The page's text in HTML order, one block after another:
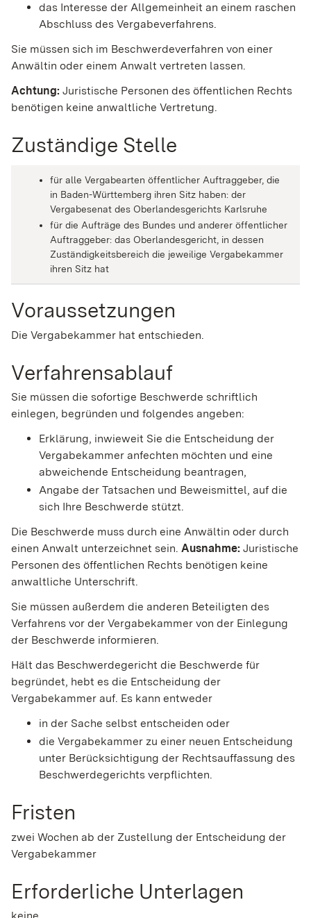
das Interesse der Allgemeinheit an einem raschen
Abschluss des Vergabeverfahrens.
Sie müssen sich im Beschwerdeverfahren von einer
Anwältin oder einem Anwalt vertreten lassen.
Achtung: Juristische Personen des öffentlichen Rechts
benötigen keine anwaltliche Vertretung.
Zuständige Stelle
für alle Vergabearten öffentlicher Auftraggeber, die
in Baden-Württemberg ihren Sitz haben: der
Vergabesenat des Oberlandesgerichts Karlsruhe
für die Aufträge des Bundes und anderer öffentlicher
Auftraggeber: das Oberlandesgericht, in dessen
Zuständigkeitsbereich die jeweilige Vergabekammer
ihren Sitz hat
Voraussetzungen
Die Vergabekammer hat entschieden.
Verfahrensablauf
Sie müssen die sofortige Beschwerde schriftlich
einlegen, begründen und folgendes angeben:
Erklärung, inwieweit Sie die Entscheidung der
Vergabekammer anfechten möchten und eine
abweichende Entscheidung beantragen,
Angabe der Tatsachen und Beweismittel, auf die
sich Ihre Beschwerde stützt.
Die Beschwerde muss durch eine Anwältin oder durch
einen Anwalt unterzeichnet sein. Ausnahme: Juristische
Personen des öffentlichen Rechts benötigen keine
anwaltliche Unterschrift.
Sie müssen außerdem die anderen Beteiligten des
Verfahrens vor der Vergabekammer von der Einlegung
der Beschwerde informieren.
Hält das Beschwerdegericht die Beschwerde für
begründet, hebt es die Entscheidung der
Vergabekammer auf. Es kann entweder
in der Sache selbst entscheiden oder
die Vergabekammer zu einer neuen Entscheidung
unter Berücksichtigung der Rechtsauffassung des
Beschwerdegerichts verpflichten.
Fristen
zwei Wochen ab der Zustellung der Entscheidung der
Vergabekammer
Erforderliche Unterlagen